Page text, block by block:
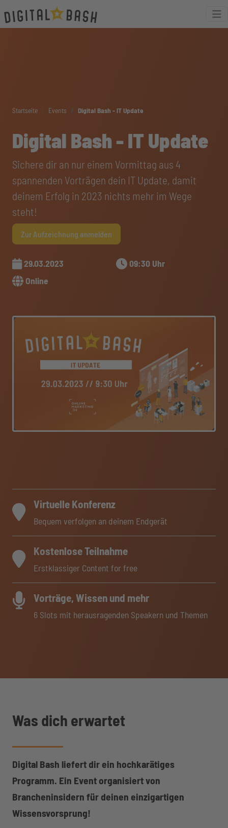
Startseite Events Digital Bash - IT Update
Digital Bash - IT Update
Sichere dir an nur einem Vormittag aus 4
spannenden Vorträgen dein IT Update, damit
deinem Erfolg in 2023 nichts mehr im Wege
steht!
Zur Aufzeichnung anmelden
29.03.2023
09:30 Uhr
Online
Virtuelle Konferenz
Bequem verfolgen an deinem Endgerät
Kostenlose Teilnahme
Erstklassiger Content for free
Vorträge, Wissen und mehr
6 Slots mit herausragenden Speakern und Themen
Was dich erwartet
Digital Bash liefert dir ein hochkarätiges
Programm. Ein Event organisiert von
Brancheninsidern für deinen einzigartigen
Wissensvorsprung!